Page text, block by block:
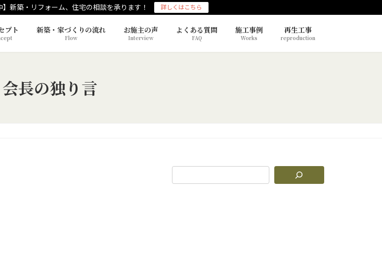
】新築・リフォーム、住宅の相談を承ります！ 詳しくはこちら
プト 新築・家づくりの流れ
Flow
お施主の声
Interview
よくある質問
FAQ
施工事例
Works
再生工事
reproduction
会長の独り言